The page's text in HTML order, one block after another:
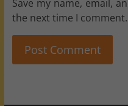
Save my name, email,
the next time I comment.